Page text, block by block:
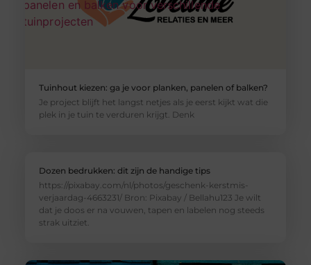
Tuinhout kiezen: ga je voor planken, panelen of balken?
Je project blijft het langst netjes als je eerst kijkt wat die
plek in je tuin te verduren krijgt. Denk
Dozen bedrukken: dit zijn de handige tips
https://pixabay.com/nl/photos/geschenk-kerstmis-
verjaardag-4663231/ Bron: Pixabay / Bellahu123 Je wilt
dat je doos er na vouwen, tapen en labelen nog steeds
strak uitziet.